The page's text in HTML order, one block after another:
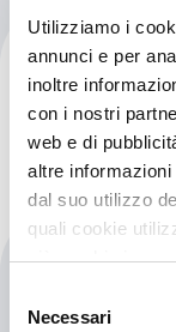
Utilizziamo i
annunci e per
inoltre
con i nostri
web e di
altre
dal suo utilizzo
quali cookie
più su chi siamo,
può trovare nel
delNecessari
Pavlodar
Polyclinic
Pavlodar
Center